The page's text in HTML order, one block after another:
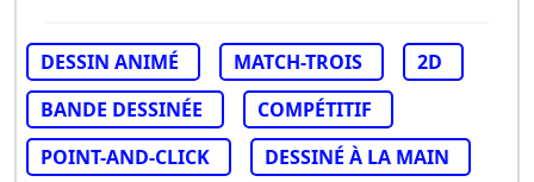
DESSIN ANIMÉ MATCH-TROIS
2D
BANDE DESSINÉE
COMPÉTITIF
POINT-AND-CLICK
DESSINÉ À LA MAIN